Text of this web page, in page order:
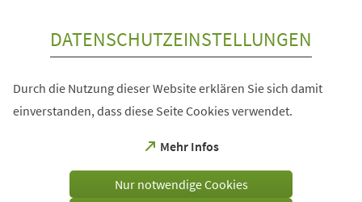
DATENSCHUTZEINSTELLUNGEN
Durch die Nutzung dieser Website erklären Sie sich damit
einverstanden, dass diese Seite Cookies verwendet.
Mehr Infos
(Öffnet
einem
Nur notwendige Cookies